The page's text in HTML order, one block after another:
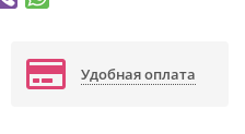
Удобная оплата